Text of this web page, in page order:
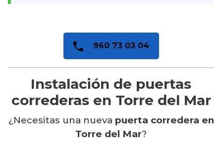
960 73 03 04
Instalación de puertas
correderas en Torre del Mar
¿Necesitas una nueva puerta corredera en
Torre del Mar?